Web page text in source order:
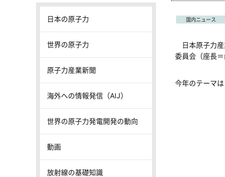
国内ニュース
日本原子力産
委員会（座長
今年のテーマ
日本の原子力
世界の原子力
原子力産業新聞
海外への情報発信（AIJ）
世界の原子力発電開発の動向
動画
放射線の基礎知識